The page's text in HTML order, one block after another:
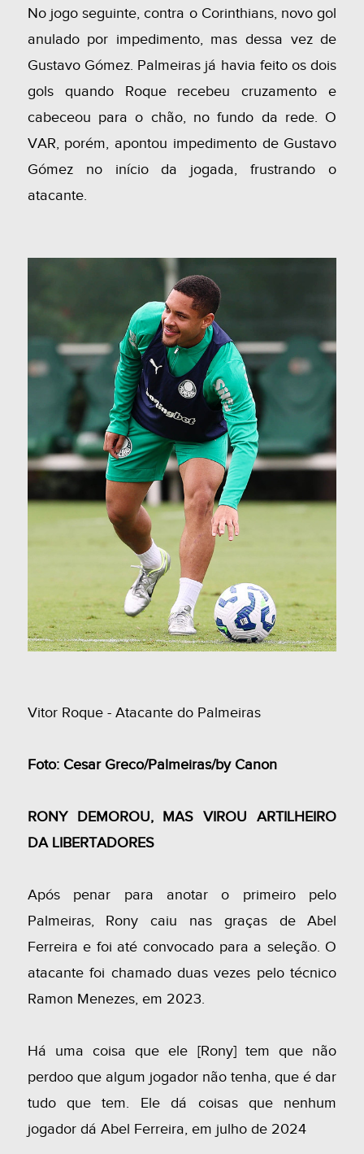
No jogo seguinte, contra o Corinthians, novo gol
anulado por impedimento, mas dessa vez de
Gustavo Gómez. Palmeiras já havia feito os dois
gols quando Roque recebeu cruzamento e
cabeceou para o chão, no fundo da rede. O
VAR, porém, apontou impedimento de Gustavo
Gómez no início da jogada, frustrando o
atacante.
Vitor Roque - Atacante do Palmeiras
Foto: Cesar Greco/Palmeiras/by Canon
RONY DEMOROU, MAS VIROU ARTILHEIRO
DA LIBERTADORES
Após penar para anotar o primeiro pelo
Palmeiras, Rony caiu nas graças de Abel
Ferreira e foi até convocado para a seleção. O
atacante foi chamado duas vezes pelo técnico
Ramon Menezes, em 2023.
Há uma coisa que ele [Rony] tem que não
perdoo que algum jogador não tenha, que é dar
tudo que tem. Ele dá coisas que nenhum
jogador dá Abel Ferreira, em julho de 2024